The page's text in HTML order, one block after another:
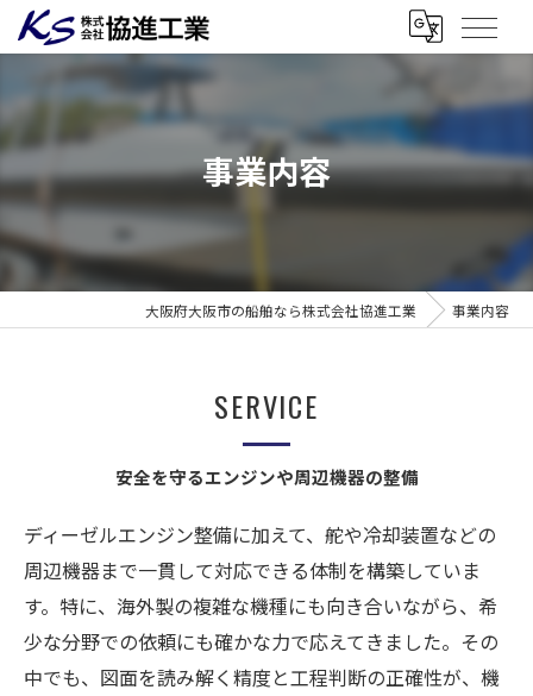
事業内容
大阪府大阪市の船舶なら株式会社協進工業 事業内容
安全を守るエンジンや周辺機器の整備
SERVICE
ディーゼルエンジン整備に加えて、舵や冷却装置などの
周辺機器まで一貫して対応できる体制を構築していま
す。特に、海外製の複雑な機種にも向き合いながら、希
少な分野での依頼にも確かな力で応えてきました。その
中でも、図面を読み解く精度と工程判断の正確性が、機